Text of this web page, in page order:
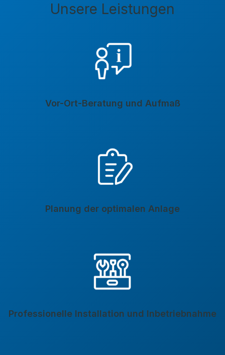
Unsere Leistungen
Vor-Ort-Beratung und Aufmaß
Planung der optimalen Anlage
Professionelle Installation und Inbetriebnahme